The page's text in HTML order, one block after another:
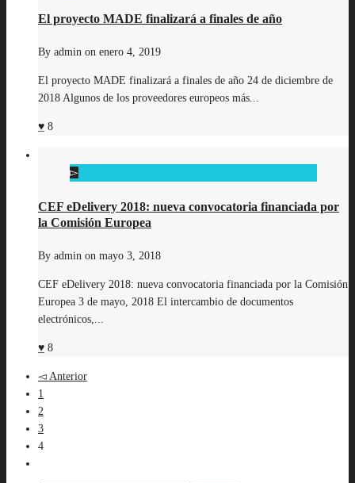
El proyecto MADE finalizará a finales de año
By admin on enero 4, 2019
El proyecto MADE finalizará a finales de año 24 de diciembre de
2018 Algunos de los proveedores europeos más...
8
CEF eDelivery 2018: nueva convocatoria financiada por
la Comisión Europea
By admin on mayo 3, 2018
CEF eDelivery 2018: nueva convocatoria financiada por la Comisión
Europea 3 de mayo, 2018 El intercambio de documentos
electrónicos,...
8
Anterior
1
2
3
4